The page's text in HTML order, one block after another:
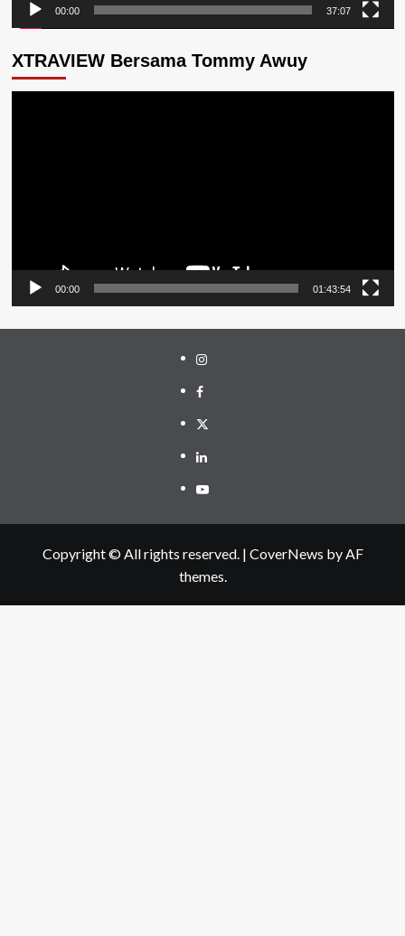
00:00 37:07
XTRAVIEW Bersama Tommy Awuy
00:00 01:43:54
Instagram
Facebook
Twitter
Linkedin
Youtube
Copyright © All rights reserved. | CoverNews by AF
themes.